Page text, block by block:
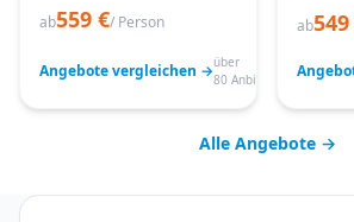
ab559 €/ Person
Angebote vergleichen →über
80 Anbieter
ab
Alle Angebote →